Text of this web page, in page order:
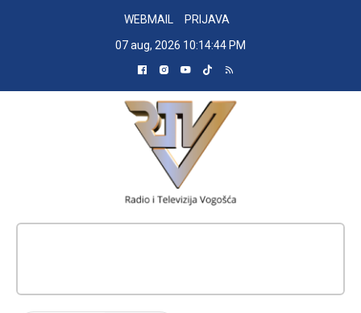
WEBMAIL
PRIJAVA
07 aug, 2026 10:14:45 PM